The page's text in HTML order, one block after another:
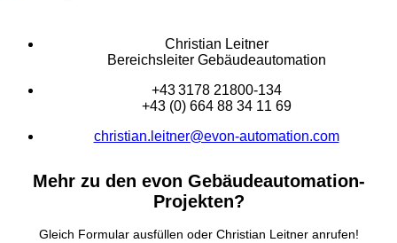
Christian Leitner
Bereichsleiter Gebäudeautomation
+43 3178 21800-134
+43 (0) 664 88 34 11 69
christian.leitner@evon-automation.com
Mehr zu den evon Gebäudeautomation-
Projekten?
Gleich Formular ausfüllen oder Christian Leitner anrufen!